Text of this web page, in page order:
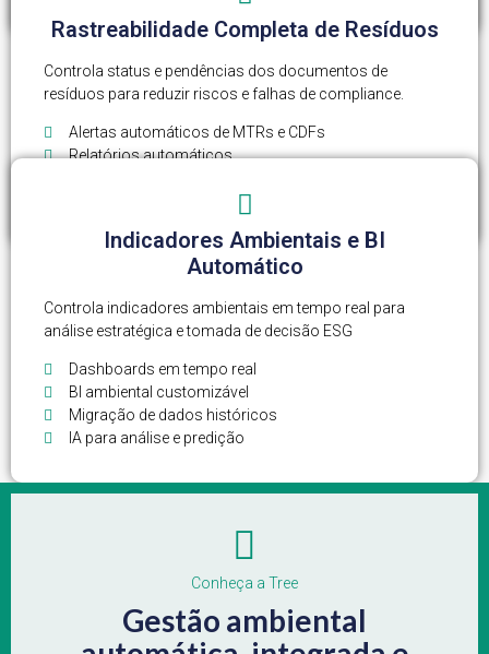
Rastreabilidade Completa de Resíduos
Controla status e pendências dos documentos de
resíduos para reduzir riscos e falhas de compliance.
Alertas automáticos de MTRs e CDFs
Relatórios automáticos
Gestão de riscos em tempo real
Indicadores Ambientais e BI
Automático
Controla indicadores ambientais em tempo real para
análise estratégica e tomada de decisão ESG
Dashboards em tempo real
BI ambiental customizável
Migração de dados históricos
IA para análise e predição
Conheça a Tree
Gestão ambiental